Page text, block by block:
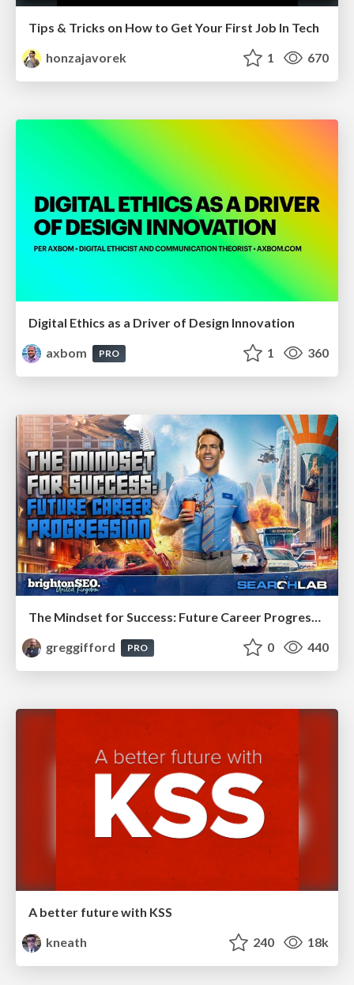
Tips & Tricks on How to Get Your First Job In Tech
honzajavorek
1 670
Digital Ethics as a Driver of Design Innovation
axbom
PRO 1 360
The Mindset for Success: Future Career Progression
greggifford
PRO 0 440
A better future with KSS
kneath
240 18k